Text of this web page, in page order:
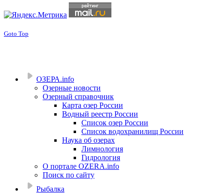
Goto Top
ОЗЕРА.info
Озерные новости
Озерный справочник
Карта озер России
Водный реестр России
Список озер России
Список водохранилищ России
Наука об озерах
Лимнология
Гидрология
О портале OZERA.info
Поиск по сайту
Рыбалка